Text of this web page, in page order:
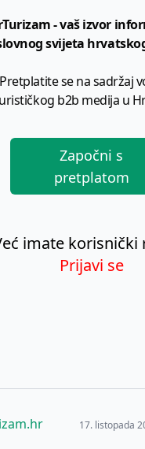
- vaš izvor
svijeta
Pretplatite se na sadržaj
b2b medija u
Započni s
pretplatom
imate korisnički
Prijavi se
17. listopada